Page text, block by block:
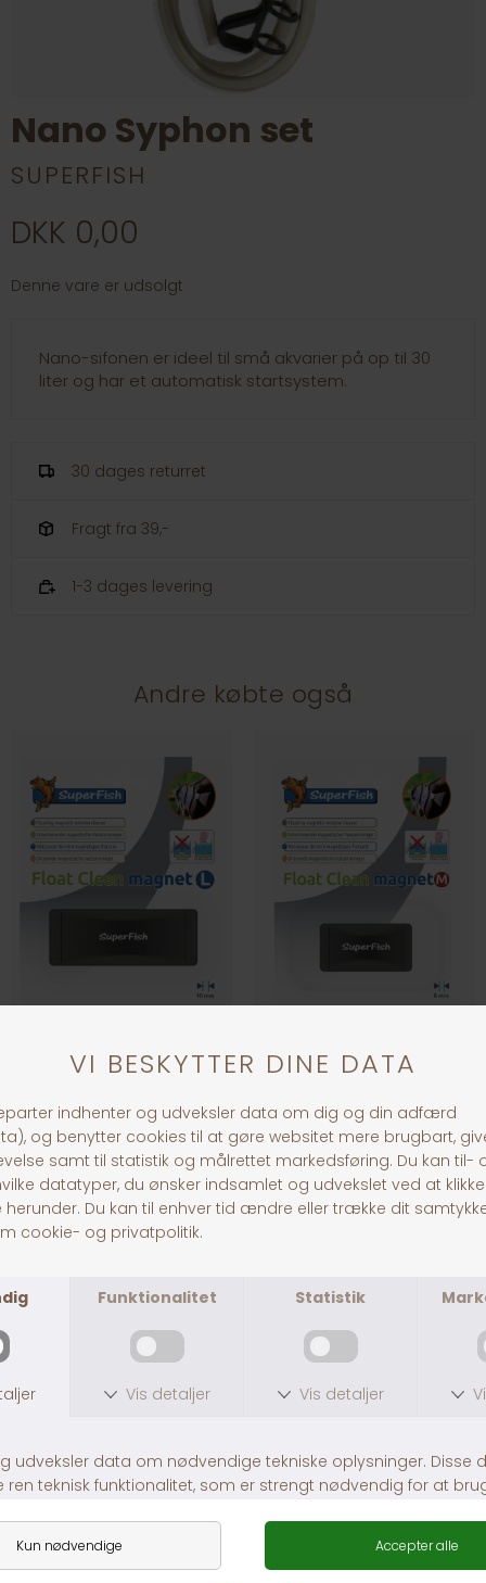
Nano Syphon set
SUPERFISH
DKK 0,00
Denne vare er udsolgt
Nano-sifonen er ideel til små akvarier på op til 30
liter og har et automatisk startsystem.
30 dages returret
Fragt fra 39,-
1-3 dages levering
Andre købte også
DKK 149,00
DKK 109,00
DKK 79,00
DKK 179,00